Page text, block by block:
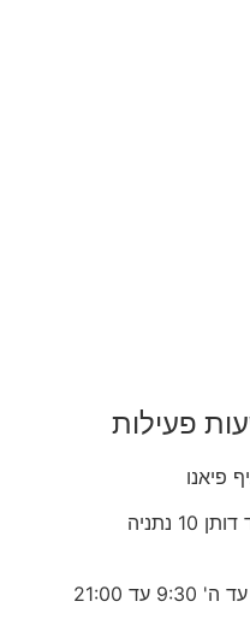
פעילות
פיאנו
10 נתניה
עד 21:00